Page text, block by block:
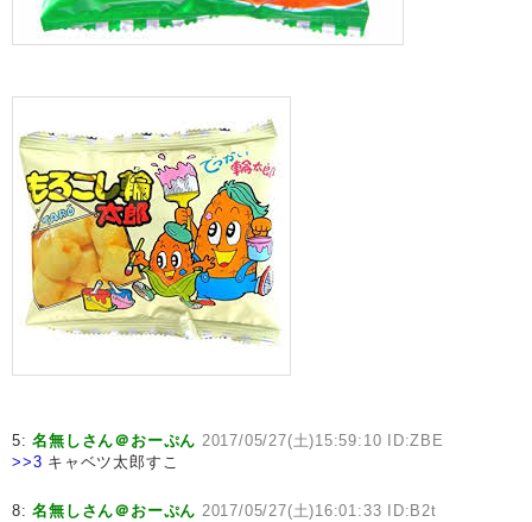
5:名無しさん＠おーぷん 2017/05/27(土)15:59:10 ID:ZBE
>>3 キャベツ太郎すこ
8:名無しさん＠おーぷん 2017/05/27(土)16:01:33 ID:B2t